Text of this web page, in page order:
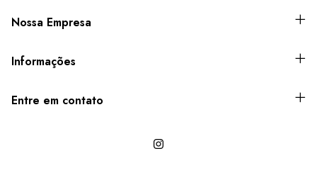
Nossa Empresa
Informações
Entre em contato